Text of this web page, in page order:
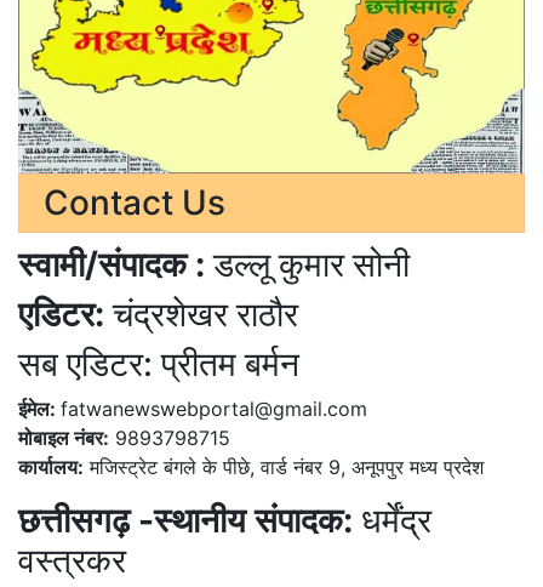
Contact Us
स्वामी/संपादक : डल्लू कुमार सोनी
एडिटर: चंद्रशेखर राठौर
सब एडिटर: प्रीतम बर्मन
ईमेल: fatwanewswebportal@gmail.com
मोबाइल नंबर: 9893798715
कार्यालय: मजिस्ट्रेट बंगले के पीछे, वार्ड नंबर 9, अनूपपुर मध्य प्रदेश
छत्तीसगढ़ -स्थानीय संपादक: धर्मेंद्र
वस्त्रकर